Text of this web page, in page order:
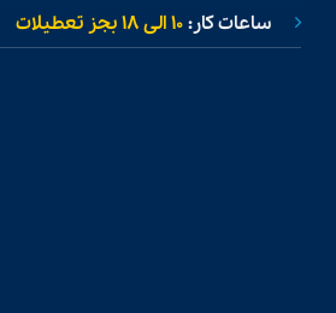
ساعات کار:۱۰ الی ۱۸ بجز تعطیلات